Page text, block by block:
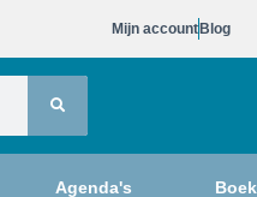
Mijn account Blog
Agenda's